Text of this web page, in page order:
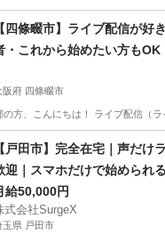
【四條畷市】ライブ配信が好
・これから始めたい方もOK
阪府 四條畷市
方、こんにちは！ ライブ配信（
その他 ライブ配信
【戸田市】完全在宅｜声だけ
迎｜スマホだけで始められ
給50,000円
式会社SurgeX
玉県 戸田市